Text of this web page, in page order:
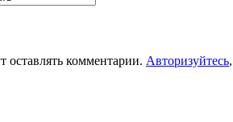
оставлять комментарии. Авторизуйтесь